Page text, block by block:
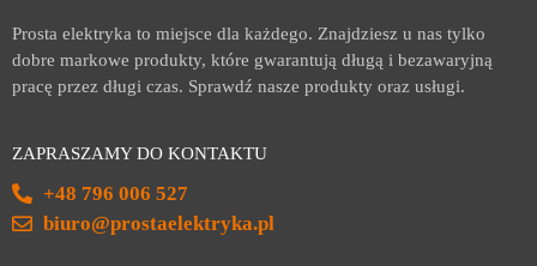
Prosta elektryka to miejsce dla każdego. Znajdziesz u nas tylko
dobre markowe produkty, które gwarantują długą i bezawaryjną
pracę przez długi czas. Sprawdź nasze produkty oraz usługi.
ZAPRASZAMY DO KONTAKTU
+48 796 006 527
biuro@prostaelektryka.pl